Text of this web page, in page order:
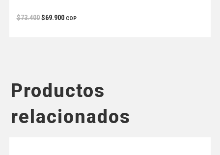
$73.400 $69.900 COP
Productos
relacionados